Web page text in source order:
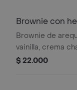
Brownie con
Brownie de
vainilla, crema
chocolate y lluvia
$ 22.000